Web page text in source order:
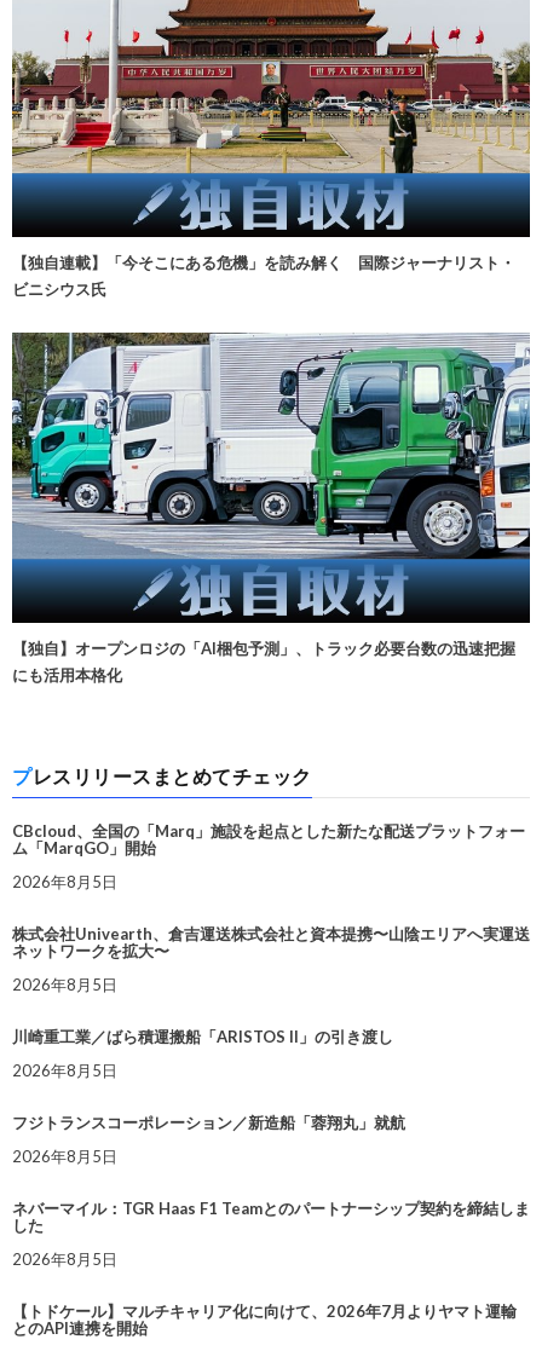
【独自連載】「今そこにある危機」を読み解く 国際ジャーナリスト・
ビニシウス氏
【独自】オープンロジの「AI梱包予測」、トラック必要台数の迅速把握
にも活用本格化
プレスリリースまとめてチェック
CBcloud、全国の「Marq」施設を起点とした新たな配送プラットフォー
ム「MarqGO」開始
2026年8月5日
株式会社Univearth、倉吉運送株式会社と資本提携〜山陰エリアへ実運送
ネットワークを拡大〜
2026年8月5日
川崎重工業／ばら積運搬船「ARISTOS II」の引き渡し
2026年8月5日
フジトランスコーポレーション／新造船「蓉翔丸」就航
2026年8月5日
ネバーマイル：TGR Haas F1 Teamとのパートナーシップ契約を締結しま
した
2026年8月5日
【トドケール】マルチキャリア化に向けて、2026年7月よりヤマト運輸
とのAPI連携を開始